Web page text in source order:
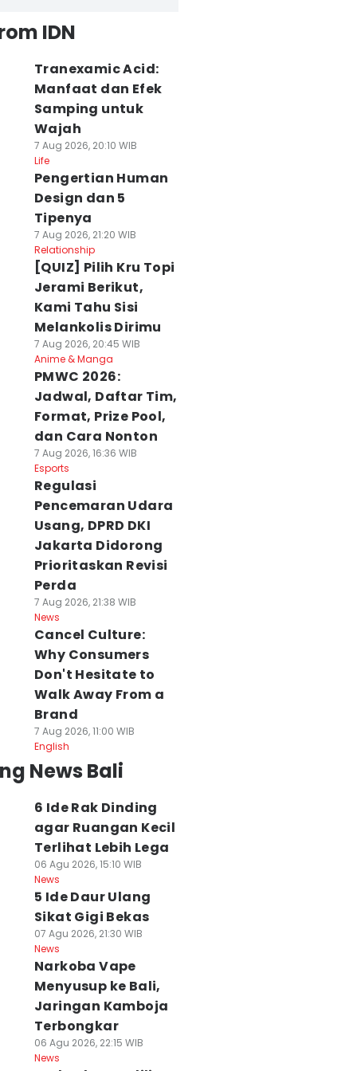
IDN
Tranexamic Acid:
Manfaat dan Efek
Samping untuk
Wajah
7 Aug 2026, 20:10 WIB
Life
Pengertian Human
Design dan 5
Tipenya
7 Aug 2026, 21:20 WIB
Relationship
[QUIZ] Pilih Kru Topi
Jerami Berikut,
Kami Tahu Sisi
Melankolis Dirimu
7 Aug 2026, 20:45 WIB
Anime & Manga
PMWC 2026:
Jadwal, Daftar Tim,
Format, Prize Pool,
dan Cara Nonton
7 Aug 2026, 16:36 WIB
Esports
Regulasi
Pencemaran Udara
Usang, DPRD DKI
Jakarta Didorong
Prioritaskan Revisi
Perda
7 Aug 2026, 21:38 WIB
News
Cancel Culture:
Why Consumers
Don't Hesitate to
Walk Away From a
Brand
7 Aug 2026, 11:00 WIB
English
News Bali
6 Ide Rak Dinding
agar Ruangan Kecil
Terlihat Lebih Lega
06 Agu 2026, 15:10 WIB
News
5 Ide Daur Ulang
Sikat Gigi Bekas
07 Agu 2026, 21:30 WIB
News
Narkoba Vape
Menyusup ke Bali,
Jaringan Kamboja
Terbongkar
06 Agu 2026, 22:15 WIB
News